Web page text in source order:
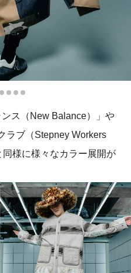
ス（New Balance）」や
ラブ（Stepney Workers
様に様々なカラー展開が